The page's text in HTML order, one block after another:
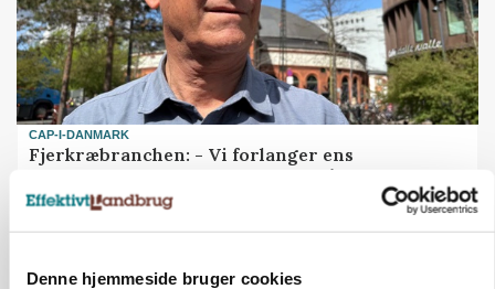
Denne hjemmeside bruger cookies
CAP-I-DANMARK
Fjerkræbranchen: - Vi forlanger ens
konkurrence- og produktionsvilkår